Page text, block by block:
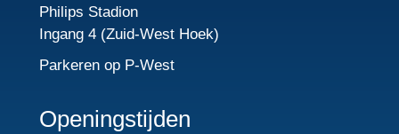
Philips Stadion
Ingang 4 (Zuid-West Hoek)
Parkeren op P-West
Openingstijden